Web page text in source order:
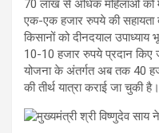
70 लाख से अधिक महिलाओं को
एक-एक हजार रुपये की सहायता
किसानों को दीनदयाल
10-10 हजार रुपये प्रदान किए
योजना के अंतर्गत अब तक 40
की तीर्थ यात्रा कराई जा चुकी है।